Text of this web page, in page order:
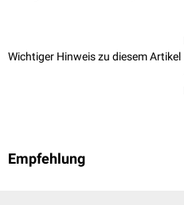
Wichtiger Hinweis zu diesem Artikel
Empfehlung